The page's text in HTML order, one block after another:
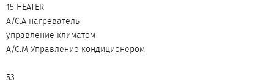
15 HEATER
A/C.A нагреватель
управление климатом
A/C.M Управление кондиционером
53